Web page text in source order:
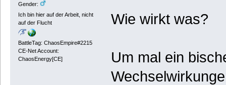
Gender:
Ich bin hier auf der Arbeit, nicht
auf der Flucht
BattleTag: ChaosEmpire#2215
CE-Net Account:
ChaosEnergy[CE]
Wie wirkt was?
Um mal ein